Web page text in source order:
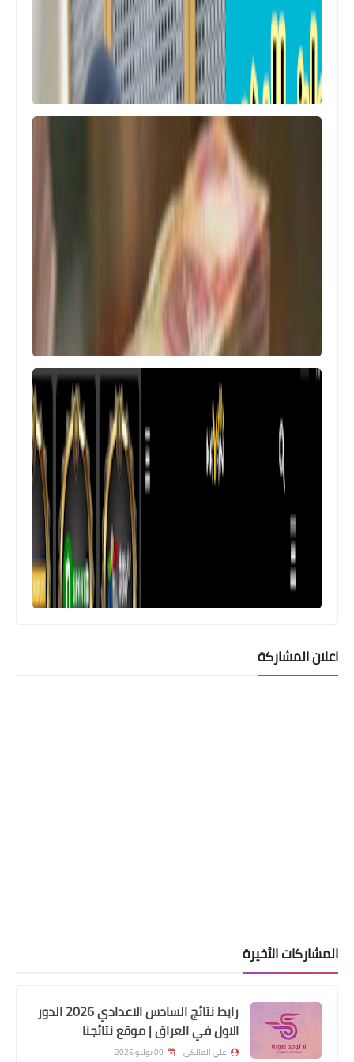
تطورات حالة الطقس وفرص هطول
الامطار بتاريخ 2022/11/12
اعلان المشاركة
المشاركات الأخيرة
رابط نتائج السادس الاعدادي 2026 الدور
الاول في العراق | موقع نتائجنا
علي المالكي 09 يوليو 2026